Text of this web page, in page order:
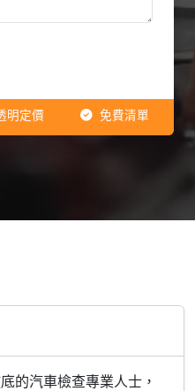
明定價 免費清單
的汽車檢查專業人士，